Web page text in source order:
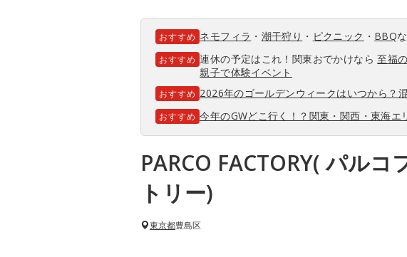
おすすめ ネモフィラ ・ 潮干狩り ・ ピクニック ・ BBQ
おすすめ 連休の予定はこれ！関東おでかけなら至福
親子で体験イベント
おすすめ 2026年のゴールデンウィークはいつから？
おすすめ 今年のGWどこ行く！？関東・関西・東海エ
PARCO FACTORY( パルコ
トリー)
東京都豊島区